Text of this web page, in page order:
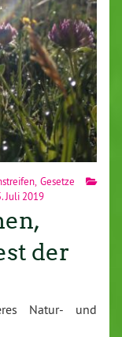
Gesetze
Juli 2019
der
Natur- und